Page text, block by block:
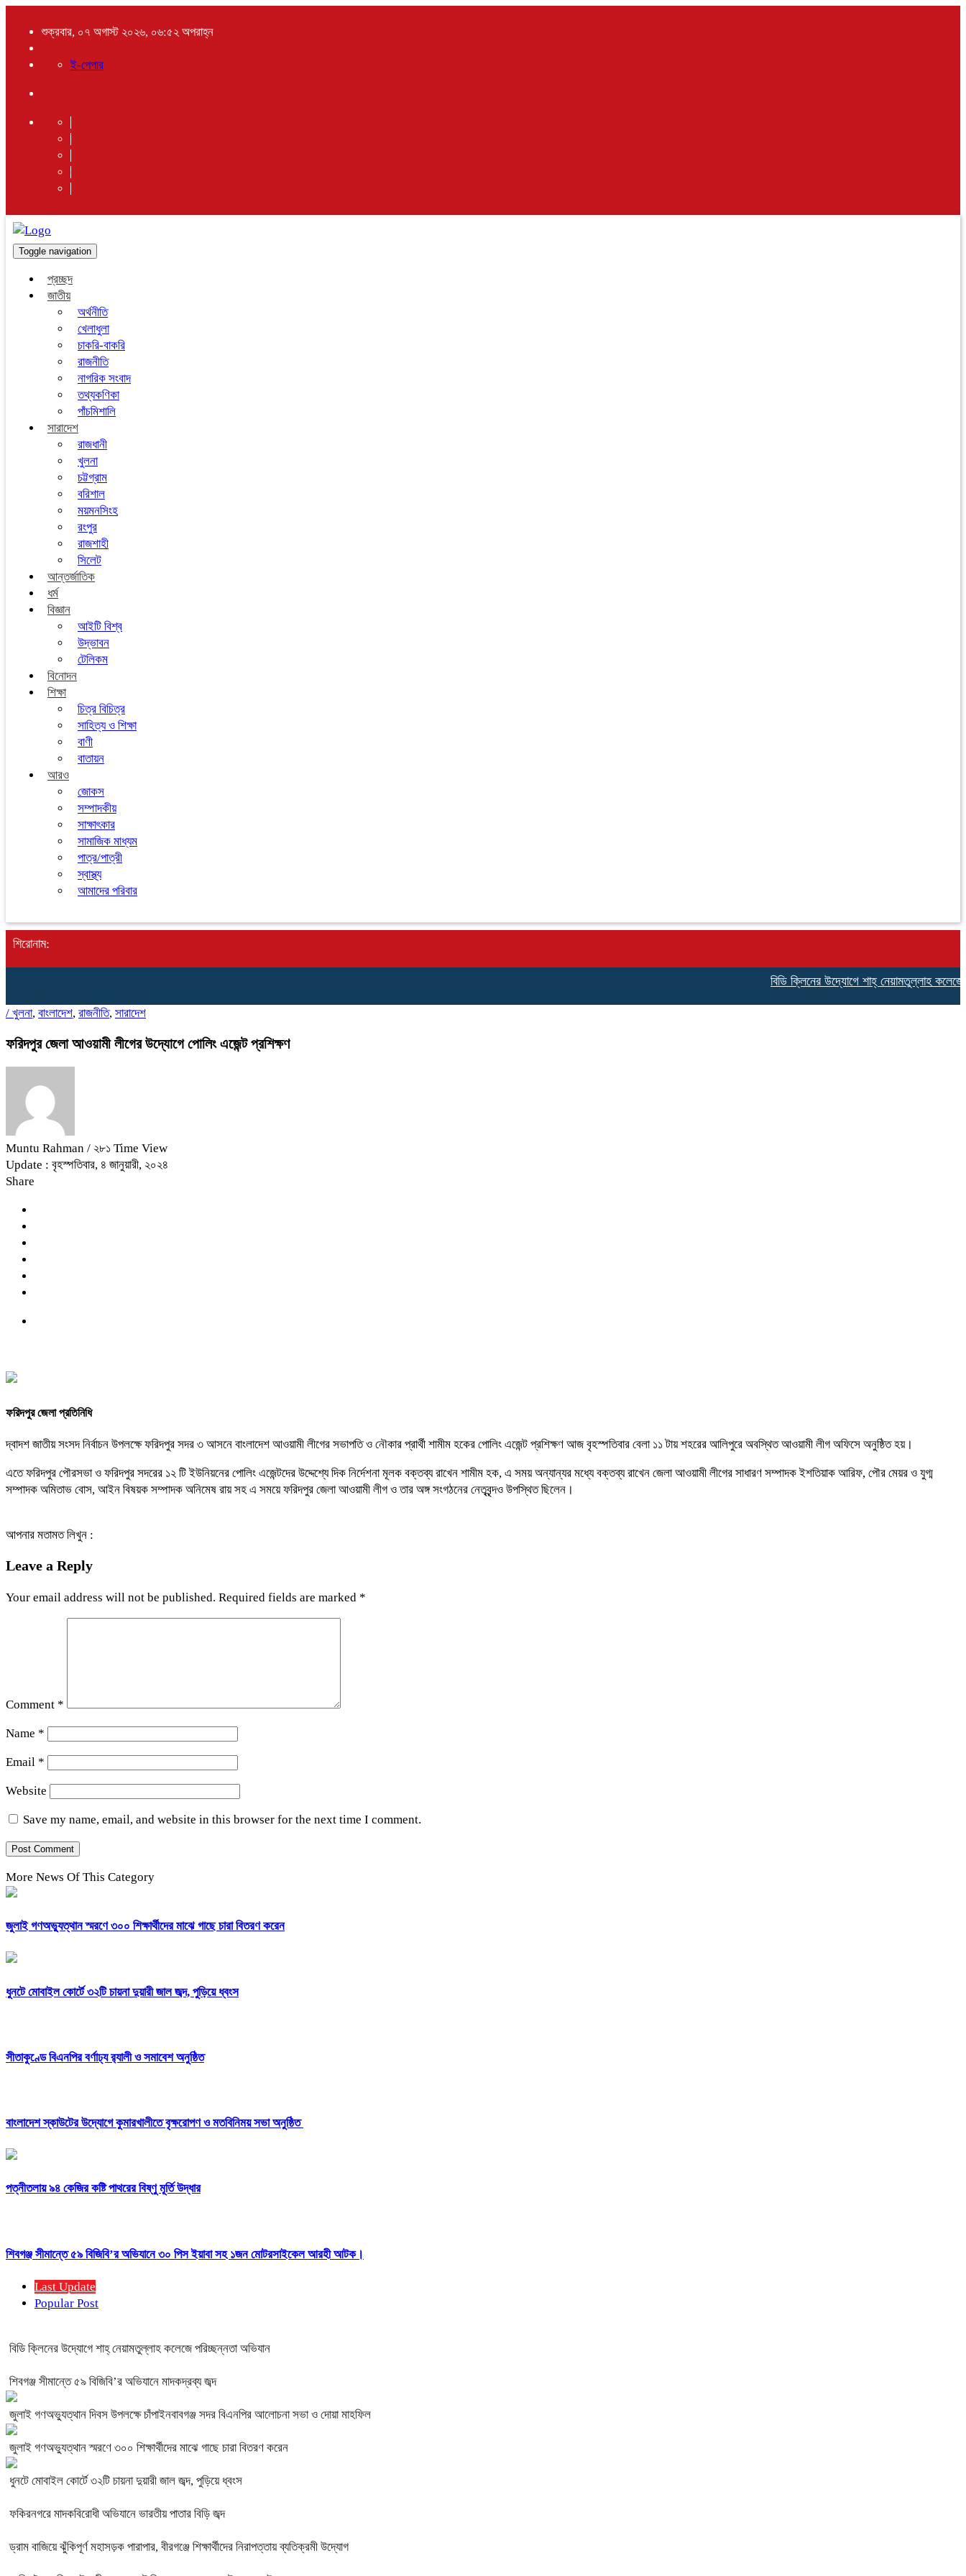
শুক্রবার, ০৭ অগাস্ট ২০২৬, ০৬:৫২ অপরাহ্ন
ই-পেপার
Toggle navigation
প্রচ্ছদ
জাতীয়
অর্থনীতি
খেলাধুলা
চাকরি-বাকরি
রাজনীতি
নাগরিক সংবাদ
তথ্যকণিকা
পাঁচমিশালি
সারাদেশ
রাজধানী
খুলনা
চট্টগ্রাম
বরিশাল
ময়মনসিংহ
রংপুর
রাজশাহী
সিলেট
আন্তর্জাতিক
ধর্ম
বিজ্ঞান
আইটি বিশ্ব
উদ্ভাবন
টেলিকম
বিনোদন
শিক্ষা
চিত্র বিচিত্র
সাহিত্য ও শিক্ষা
বাণী
বাতায়ন
আরও
জোকস
সম্পাদকীয়
সাক্ষাৎকার
সামাজিক মাধ্যম
পাত্র/পাত্রী
স্বাস্থ্য
আমাদের পরিবার
শিরোনাম:
বিডি ক্লিনের উদ্যোগে শাহ্ নেয়ামতুল্লাহ কলেজে
/ খুলনা, বাংলাদেশ, রাজনীতি, সারাদেশ
ফরিদপুর জেলা আওয়ামী লীগের উদ্যোগে পোলিং এজেন্ট প্রশিক্ষণ
Muntu Rahman / ২৮১ Time View
Update : বৃহস্পতিবার, ৪ জানুয়ারী, ২০২৪
Share
ফরিদপুর জেলা প্রতিনিধি
দ্বাদশ জাতীয় সংসদ নির্বাচন উপলক্ষে ফরিদপুর সদর ৩ আসনে বাংলাদেশ আওয়ামী লীগের সভাপতি ও নৌকার প্রার্থী শামীম হকের পোলিং এজেন্ট প্রশিক্ষণ আজ বৃহস্পতিবার বেলা ১১ টায় শহরের আলিপুরে অবস্থিত আওয়ামী লীগ অফিসে অনুষ্ঠিত হয়।
এতে ফরিদপুর পৌরসভা ও ফরিদপুর সদরের ১২ টি ইউনিয়নের পোলিং এজেন্টদের উদ্দেশ্যে দিক নির্দেশনা মূলক বক্তব্য রাখেন শামীম হক, এ সময় অন্যান্যর মধ্যে বক্তব্য রাখেন জেলা আওয়ামী লীগের সাধারণ সম্পাদক ইশতিয়াক আরিফ, পৌর মেয়র ও যুগ্ম
সম্পাদক অমিতাভ বোস, আইন বিষয়ক সম্পাদক অনিমেষ রায় সহ এ সময়ে ফরিদপুর জেলা আওয়ামী লীগ ও তার অঙ্গ সংগঠনের নেতৃবৃন্দও উপস্থিত ছিলেন।
আপনার মতামত লিখুন :
Leave a Reply
Your email address will not be published. Required fields are marked *
Comment *
Name *
Email *
Website
Save my name, email, and website in this browser for the next time I comment.
More News Of This Category
জুলাই গণঅভ্যুত্থান স্মরণে ৩০০ শিক্ষার্থীদের মাঝে গাছে চারা বিতরণ করেন
ধুনটে মোবাইল কোর্টে ৩২টি চায়না দুয়ারী জাল জব্দ, পুড়িয়ে ধ্বংস
সীতাকুণ্ডে বিএনপির বর্ণাঢ্য র‍্যালী ও সমাবেশ অনুষ্ঠিত
বাংলাদেশ স্কাউটের উদ্যোগে কুমারখালীতে বৃক্ষরোপণ ও মতবিনিময় সভা অনুষ্ঠিত
পত্নীতলায় ৯৪ কেজির কষ্টি পাথরের বিষ্ণু মূর্তি উদ্ধার
শিবগঞ্জ সীমান্তে ৫৯ বিজিবি’র অভিযানে ৩০ পিস ইয়াবা সহ ১জন মোটরসাইকেল আরহী আটক।
Last Update
Popular Post
বিডি ক্লিনের উদ্যোগে শাহ্ নেয়ামতুল্লাহ কলেজে পরিচ্ছন্নতা অভিযান
শিবগঞ্জ সীমান্তে ৫৯ বিজিবি’র অভিযানে মাদকদ্রব্য জব্দ
জুলাই গণঅভ্যুত্থান দিবস উপলক্ষে চাঁপাইনবাবগঞ্জ সদর বিএনপির আলোচনা সভা ও দোয়া মাহফিল
জুলাই গণঅভ্যুত্থান স্মরণে ৩০০ শিক্ষার্থীদের মাঝে গাছে চারা বিতরণ করেন
ধুনটে মোবাইল কোর্টে ৩২টি চায়না দুয়ারী জাল জব্দ, পুড়িয়ে ধ্বংস
ফকিরনগরে মাদকবিরোধী অভিযানে ভারতীয় পাতার বিড়ি জব্দ
ড্রাম বাজিয়ে ঝুঁকিপূর্ণ মহাসড়ক পারাপার, বীরগঞ্জে শিক্ষার্থীদের নিরাপত্তায় ব্যতিক্রমী উদ্যোগ